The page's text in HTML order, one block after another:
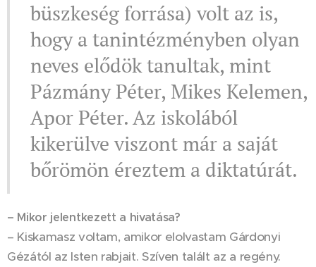
büszkeség forrása) volt az is,
hogy a tanintézményben olyan
neves elődök tanultak, mint
Pázmány Péter, Mikes Kelemen,
Apor Péter. Az iskolából
kikerülve viszont már a saját
bőrömön éreztem a diktatúrát.
– Mikor jelentkezett a hivatása?
– Kiskamasz voltam, amikor elolvastam Gárdonyi
Gézától az Isten rabjait. Szíven talált az a regény.